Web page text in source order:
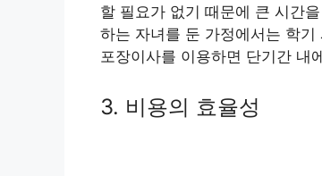
할 필요가 없기 때문에 큰 시간
하는 자녀를 둔 가정에서는 학
포장이사를 이용하면 단기간 내
3. 비용의 효율성